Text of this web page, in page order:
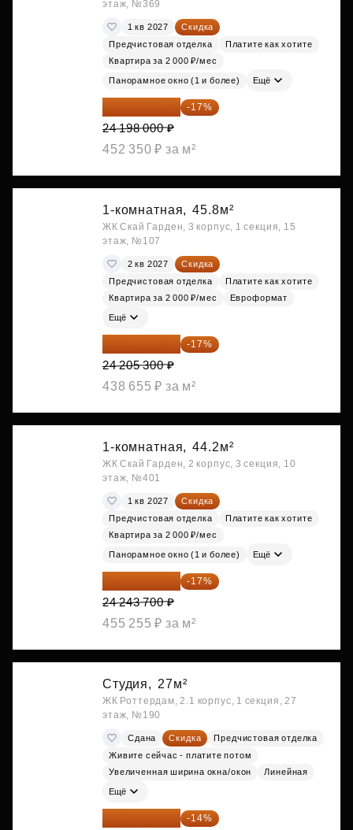
этаж, №369
1 кв 2027
Скидка
Предчистовая отделка
Платите как хотите
Квартира за 2 000 ₽/мес
Панорамное окно (1 и более) Ещё
20 084 340 ₽ -17%
24 198 000 ₽
452 350 ₽ за м²
1-комнатная, 45.8м²
ЖК Скай Гарден, 3 корпус, 1 секция, 15
этаж, №107
2 кв 2027
Скидка
Предчистовая отделка
Платите как хотите
Квартира за 2 000 ₽/мес
Евроформат
Ещё
20 090 399 ₽ -17%
24 205 300 ₽
438 655 ₽ за м²
1-комнатная, 44.2м²
ЖК Скай Гарден, 2 корпус, 3 секция, 10
этаж, №401
1 кв 2027
Скидка
Предчистовая отделка
Платите как хотите
Квартира за 2 000 ₽/мес
Панорамное окно (1 и более) Ещё
20 122 271 ₽ -17%
24 243 700 ₽
455 255 ₽ за м²
Студия, 27м²
ЖК Роттердам, 2.1 корпус, 1 секция, 27
этаж, №190
Сдана Скидка
Предчистовая отделка
Живите сейчас - платите потом
Увеличенная ширина окна/окон
Линейная
Ещё
20 147 994 ₽ -14%